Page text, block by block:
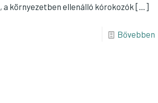
a környezetben ellenálló kórokozók […]
Bővebben